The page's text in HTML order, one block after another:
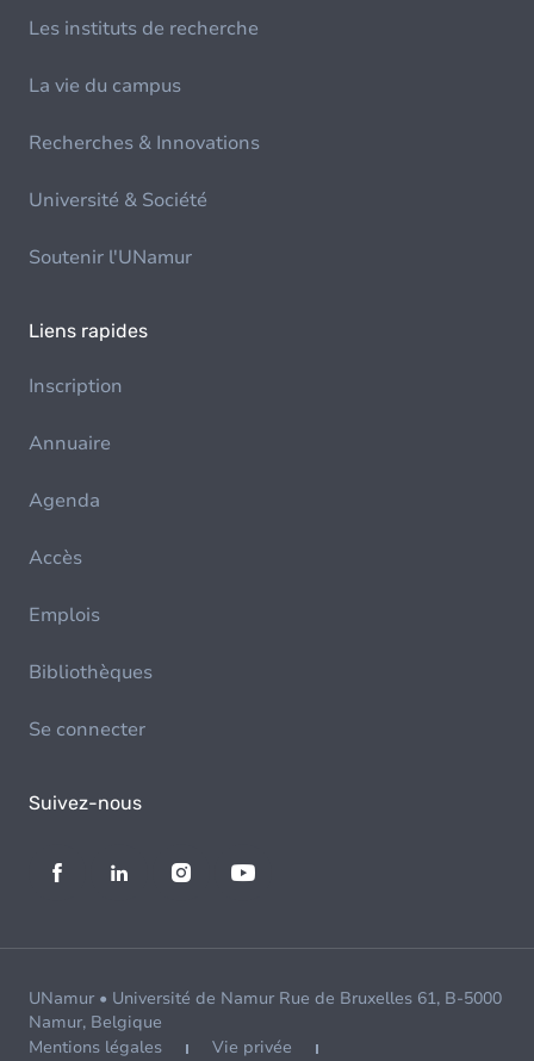
Les instituts de recherche
La vie du campus
Recherches & Innovations
Université & Société
Soutenir l'UNamur
Liens rapides
Inscription
Annuaire
Agenda
Accès
Emplois
Bibliothèques
Se connecter
Suivez-nous
UNamur • Université de Namur Rue de Bruxelles 61, B-5000
Namur, Belgique
Mentions légales
Vie privée